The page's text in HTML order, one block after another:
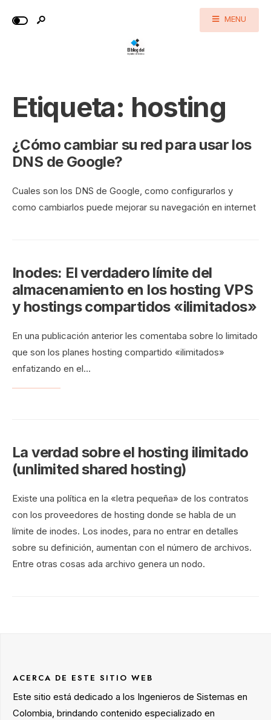
MENU
Etiqueta: hosting
¿Cómo cambiar su red para usar los
DNS de Google?
Cuales son los DNS de Google, como configurarlos y
como cambiarlos puede mejorar su navegación en internet
Inodes: El verdadero límite del
almacenamiento en los hosting VPS
y hostings compartidos «ilimitados»
En una publicación anterior les comentaba sobre lo limitado
que son los planes hosting compartido «ilimitados»
enfatizando en el...
La verdad sobre el hosting ilimitado
(unlimited shared hosting)
Existe una política en la «letra pequeña» de los contratos
con los proveedores de hosting donde se habla de un
límite de inodes. Los inodes, para no entrar en detalles
sobre su definición, aumentan con el número de archivos.
Entre otras cosas ada archivo genera un nodo.
ACERCA DE ESTE SITIO WEB
Este sitio está dedicado a los Ingenieros de Sistemas en
Colombia, brindando contenido especializado en